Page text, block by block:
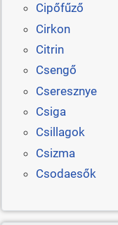
Cipőfűző
Cirkon
Citrin
Csengő
Cseresznye
Csiga
Csillagok
Csizma
Csodaesők